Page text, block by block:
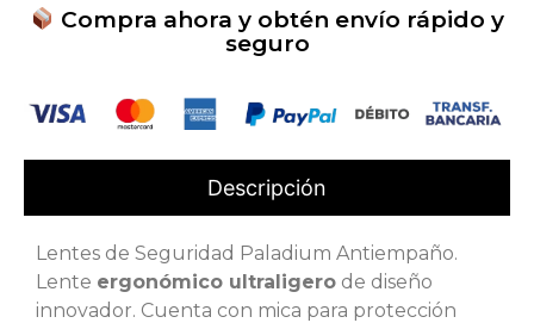
Compra ahora y obtén envío rápido y
seguro
Descripción
Lentes de Seguridad Paladium Antiempaño.
Lente ergonómico ultraligero de diseño
innovador. Cuenta con mica para protección